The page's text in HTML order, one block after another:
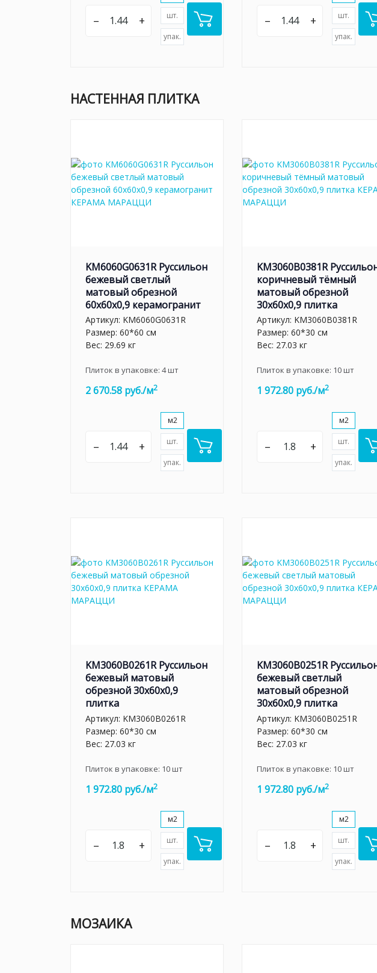
– + шт.
упак.
– + шт.
упак.
НАСТЕННАЯ ПЛИТКА
KM6060G0631R Руссильон
бежевый светлый
матовый обрезной
60x60x0,9 керамогранит
Артикул: KM6060G0631R
Размер: 60*60 см
Вес: 29.69 кг
Плиток в упаковке: 4шт
2 670.58 руб./м2
– +
м2
шт.
упак.
KM3060B0381R
коричневый тёмный
матовый обрезной
30x60x0,9 плитка
Артикул: KM3060B0381R
Размер: 60*30 см
Вес: 27.03 кг
Плиток в упаковке: 10шт
1 972.80 руб./м2
– +
м2
шт.
упак.
KM3060B0261R Руссильон
бежевый матовый
обрезной 30x60x0,9
плитка
Артикул: KM3060B0261R
Размер: 60*30 см
Вес: 27.03 кг
Плиток в упаковке: 10шт
1 972.80 руб./м2
– +
м2
шт.
упак.
KM3060B0251R
бежевый светлый
матовый обрезной
30x60x0,9 плитка
Артикул: KM3060B0251R
Размер: 60*30 см
Вес: 27.03 кг
Плиток в упаковке: 10шт
1 972.80 руб./м2
– +
м2
шт.
упак.
МОЗАИКА